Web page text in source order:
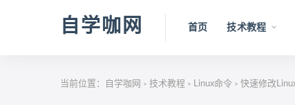
自学咖网 首页 技术教程
当前位置： 自学咖网 > 技术教程 > Linux命令 > 快速修改